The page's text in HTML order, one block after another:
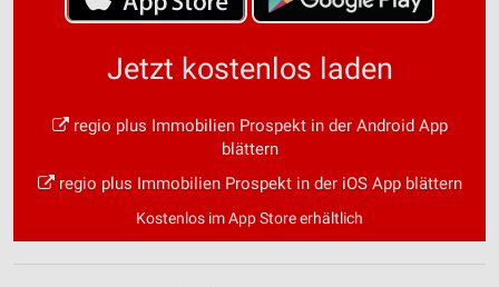
Jetzt kostenlos laden
regio plus Immobilien Prospekt in der Android App
blättern
regio plus Immobilien Prospekt in der iOS App blättern
Kostenlos im App Store erhältlich